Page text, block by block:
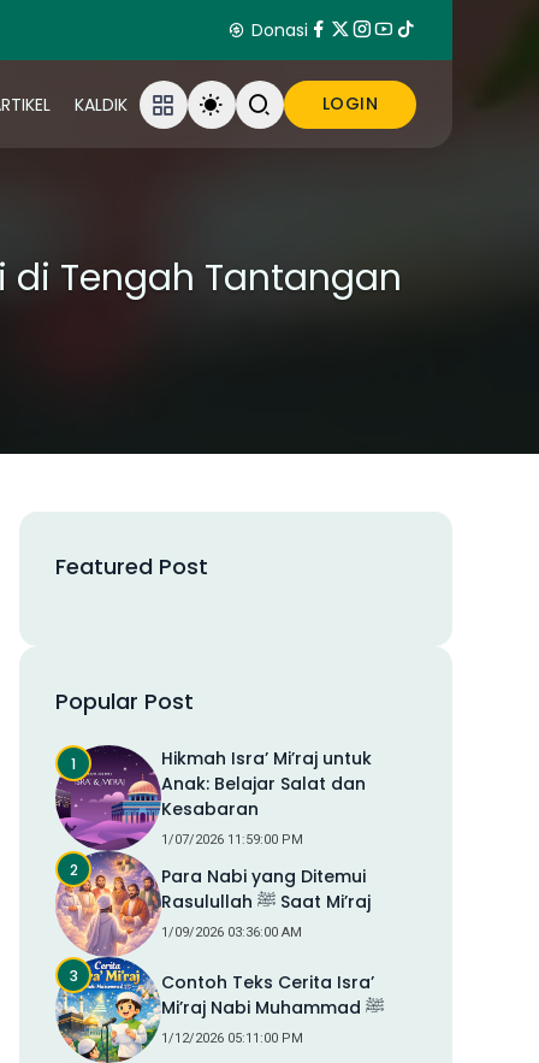
Donasi
KALDIK LOGIN
di Tengah Tantangan
Featured Post
Popular Post
Hikmah Isra’ Mi’raj untuk
Anak: Belajar Salat dan
Kesabaran
1/07/2026 11:59:00 PM
Para Nabi yang Ditemui
Rasulullah ﷺ Saat Mi’raj
1/09/2026 03:36:00 AM
Contoh Teks Cerita Isra’
Mi’raj Nabi Muhammad ﷺ
1/12/2026 05:11:00 PM